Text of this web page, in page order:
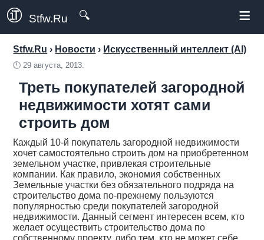
Stfw.Ru 🔍 ≡
Stfw.Ru › Новости › Искусственный интеллект (AI)
🕛29 августа, 2013.
Треть покупателей загородной
недвижимости хотят сами
строить дом
Каждый 10-й покупатель загородной недвижимости
хочет самостоятельно строить дом на приобретенном
земельном участке, привлекая строительные
компании. Как правило, экономия собственных
Земельные участки без обязательного подряда на
строительство дома по-прежнему пользуются
популярностью среди покупателей загородной
недвижимости. Данный сегмент интересен всем, кто
желает осуществить строительство дома по
собственному проекту, либо тем, кто не может себе